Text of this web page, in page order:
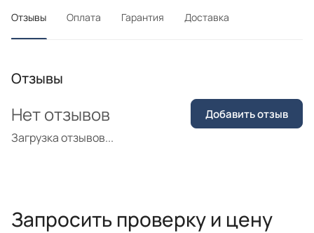
Отзывы Оплата Гарантия Доставка
Отзывы
Загрузка отзывов...
Нет отзывов Добавить отзыв
Запросить проверку и цену